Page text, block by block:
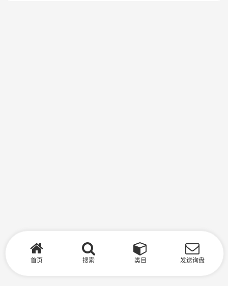
首页 搜索 类目 发送询盘